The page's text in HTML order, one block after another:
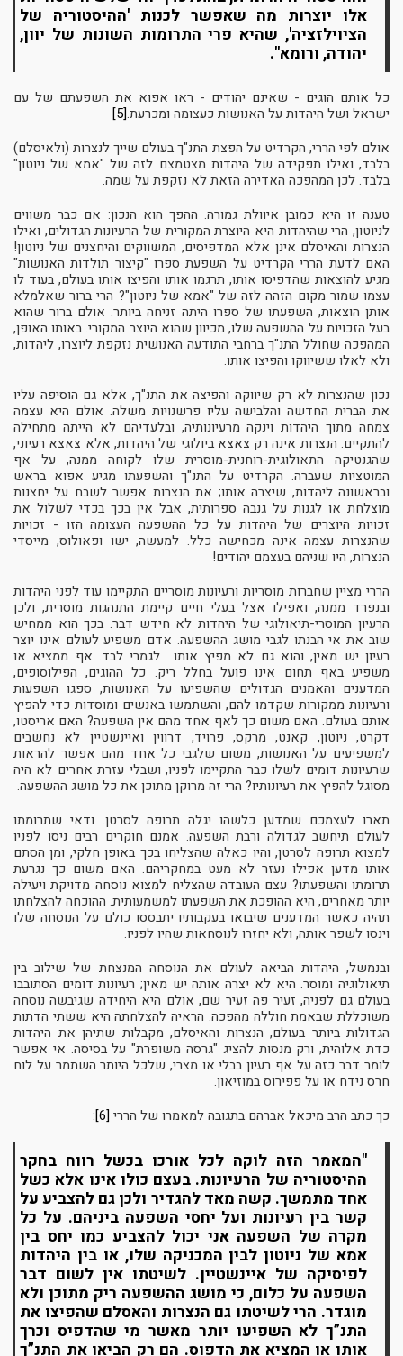
אלו יוצרות מה שאפשר לכנות 'ההיסטוריה של
הציוילזציה', שהיא פרי התרומות השונות של יוון,
יהודה, ורומא".
כל אותם הוגים - שאינם יהודים - ראו אפוא את השפעתם של עם
ישראל ושל היהדות על האנושות כעצומה ומכרעת.[5]
אולם לפי הררי, הקרדיט על הפצת התנ"ך בעולם שייך לנצרות (ולאיסלם)
בלבד, ואילו תפקידה של היהדות מצטמצם לזה של "אמא של ניוטון"
בלבד. לכן המהפכה האדירה הזאת לא נזקפת על שמה.
טענה זו היא כמובן איוולת גמורה. ההפך הוא הנכון: אם כבר משווים
לניוטון, הרי שהיהדות היא היוצרת המקורית של הרעיונות הגדולים, ואילו
הנצרות והאיסלם אינן אלא המדפיסים, המשווקים והיחצנים של ניוטון!
האם לדעת הררי הקרדיט על השפעת ספרו "קיצור תולדות האנושות"
מגיע להוצאות שהדפיסו אותו, תרגמו אותו והפיצו אותו בעולם, בעוד לו
עצמו שמור מקום הזהה לזה של "אמא של ניוטון"? הרי ברור שאלמלא
אותן הוצאות, השפעתו של ספרו היתה זניחה ביותר. אולם ברור שהוא
בעל הזכויות על ההשפעה שלו, מכיוון שהוא היוצר המקורי. באותו האופן,
המהפכה שחולל התנ"ך ברחבי התודעה האנושית נזקפת ליוצרו, ליהדות,
ולא לאלו ששיווקו והפיצו אותו.
נכון שהנצרות לא רק שיווקה והפיצה את התנ"ך, אלא גם הוסיפה עליו
את הברית החדשה והלבישה עליו פרשנויות משלה. אולם היא עצמה
צמחה מתוך היהדות וינקה מרעיונותיה, ובלעדיהם לא הייתה מתחילה
להתקיים. הנצרות אינה רק צאצא ביולוגי של היהדות, אלא צאצא רעיוני,
שהגנטיקה התאולוגית-רוחנית-מוסרית שלו לקוחה ממנה, על אף
המוטציות שעברה. הקרדיט על התנ"ך והשפעתו מגיע אפוא בראש
ובראשונה ליהדות, שיצרה אותו; את הנצרות אפשר לשבח על יחצנות
מוצלחת או לגנות על גנבה ספרותית, אבל אין בכך בכדי לשלול את
זכויות היוצרים של היהדות על כל ההשפעה העצומה הזו - זכויות
שהנצרות עצמה אינה מכחישה כלל. למעשה, ישו ופאולוס, מייסדי
הנצרות, היו שניהם בעצמם יהודים!
הררי מציין שחברות מוסריות ורעיונות מוסריים התקיימו עוד לפני היהדות
ובנפרד ממנה, ואפילו אצל בעלי חיים קיימת התנהגות מוסרית, ולכן
הרעיון המוסרי-תיאולוגי של היהדות לא חידש דבר. בכך הוא ממחיש
שוב את אי הבנתו לגבי מושג ההשפעה. אדם משפיע לעולם אינו יוצר
רעיון יש מאין, והוא גם לא מפיץ אותו לגמרי לבד. אף ממציא או
משפיע באף תחום אינו פועל בחלל ריק. כל ההוגים, הפילוסופים,
המדענים והאמנים הגדולים שהשפיעו על האנושות, ספגו השפעות
ורעיונות ממקורות שקדמו להם, והשתמשו באנשים ומוסדות כדי להפיץ
אותם בעולם. האם משום כך לאף אחד מהם אין השפעה? האם אריסטו,
דקרט, ניוטון, קאנט, מרקס, פרויד, דרווין ואיינשטיין לא נחשבים
למשפיעים על האנושות, משום שלגבי כל אחד מהם אפשר להראות
שרעיונות דומים לשלו כבר התקיימו לפניו, ושבלי עזרת אחרים לא היה
מסוגל להפיץ את רעיונותיו? הרי זה מרוקן מתוכן את כל מושג ההשפעה.
תארו לעצמכם שמדען כלשהו יגלה תרופה לסרטן. ודאי שתרומתו
לעולם תיחשב לגדולה ורבת השפעה. אמנם חוקרים רבים ניסו לפניו
למצוא תרופה לסרטן, והיו כאלה שהצליחו בכך באופן חלקי, ומן הסתם
אותו מדען אפילו נעזר לא מעט במחקריהם. האם משום כך נגרעת
תרומתו והשפעתו? עצם העובדה שהצליח למצוא נוסחה מדויקת ויעילה
יותר מאחרים, היא ההופכת את השפעתו למשמעותית. ההוכחה להצלחתו
תהיה כאשר המדענים שיבואו בעקבותיו יתבססו כולם על הנוסחה שלו
וינסו לשפר אותה, ולא יחזרו לנוסחאות שהיו לפניו.
ובנמשל, היהדות הביאה לעולם את הנוסחה המנצחת של שילוב בין
תיאולוגיה ומוסר. היא לא יצרה אותה יש מאין; רעיונות דומים הסתובבו
בעולם גם לפניה, זעיר פה זעיר שם, אולם היא היחידה שגיבשה נוסחה
משוכללת שבאמת חוללה מהפכה. הראיה להצלחתה היא ששתי הדתות
הגדולות ביותר בעולם, הנצרות והאיסלם, מקבלות שתיהן את היהדות
כדת אלוהית, ורק מנסות להציג "גרסה משופרת" על בסיסה. אי אפשר
לומר דבר כזה על אף רעיון בבלי או מצרי, שלכל היותר השתמר על לוח
חרס נידח או על פפירוס במוזיאון.
כך כתב הרב מיכאל אברהם בתגובה למאמרו של הררי [6]
:
"המאמר הזה לוקה לכל אורכו בכשל רווח בחקר
ההיסטוריה של הרעיונות. בעצם כולו אינו אלא כשל
אחד מתמשך. קשה מאד להגדיר ולכן גם להצביע על
קשר בין רעיונות ועל יחסי השפעה ביניהם. על כל
מקרה של השפעה אני יכול להצביע כמו יחס בין
אמא של ניוטון לבין המכניקה שלו, או בין היהדות
לפיסיקה של איינשטיין. לשיטתו אין לשום דבר
השפעה על כלום, כי מושג ההשפעה ריק מתוכן ולא
מוגדר. הרי לשיטתו גם הנצרות והאסלם שהפיצו את
התנ”ך לא השפיעו יותר מאשר מי שהדפיס וכרך
אותו או המציא את הדפוס. הם רק הביאו את התנ”ך